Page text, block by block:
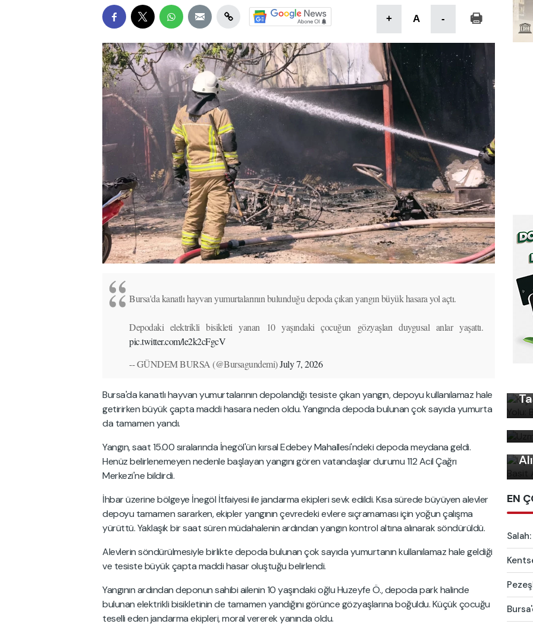
+ A -
Bursa'da kanatlı hayvan yumurtalarının bulunduğu depoda çıkan yangın büyük hasara yol açtı.
Depodaki elektrikli bisikleti yanan 10 yaşındaki çocuğun gözyaşları duygusal anlar yaşattı.
pic.twitter.com/le2k2cFgcV
-- GÜNDEM BURSA (@Bursagundemi)July 7, 2026
Bursa'da kanatlı hayvan yumurtalarının depolandığı tesiste çıkan yangın, depoyu kullanılamaz hale
getirirken büyük çapta maddi hasara neden oldu. Yangında depoda bulunan çok sayıda yumurta
da tamamen yandı.
Yangın, saat 15.00 sıralarında İnegöl'ün kırsal Edebey Mahallesi'ndeki depoda meydana geldi.
Henüz belirlenemeyen nedenle başlayan yangını gören vatandaşlar durumu 112 Acil Çağrı
Merkezi'ne bildirdi.
İhbar üzerine bölgeye İnegöl İtfaiyesi ile jandarma ekipleri sevk edildi. Kısa sürede büyüyen alevler
depoyu tamamen sararken, ekipler yangının çevredeki evlere sıçramaması için yoğun çalışma
yürüttü. Yaklaşık bir saat süren müdahalenin ardından yangın kontrol altına alınarak söndürüldü.
Alevlerin söndürülmesiyle birlikte depoda bulunan çok sayıda yumurtanın kullanılamaz hale geldiği
ve tesiste büyük çapta maddi hasar oluştuğu belirlendi.
Yangının ardından deponun sahibi ailenin 10 yaşındaki oğlu Huzeyfe Ö., depoda park halinde
bulunan elektrikli bisikletinin de tamamen yandığını görünce gözyaşlarına boğuldu. Küçük çocuğu
teselli eden jandarma ekipleri, moral vererek yanında oldu.
EN